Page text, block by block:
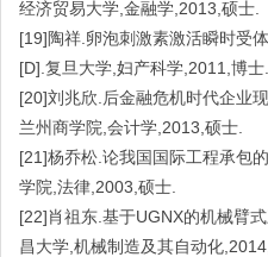
经济贸易大学,金融学,2013,硕士.
[19]陶祥.卵泡刺激素激活瞬时受
[D].复旦大学,妇产科学,2011,博士.
[20]刘兆欣.后金融危机时代企业
兰州商学院,会计学,2013,硕士.
[21]杨乔松.论我国国际工程承包
学院,法律,2003,硕士.
[22]肖祖东.基于UGNX的机械臂
昌大学,机械制造及其自动化